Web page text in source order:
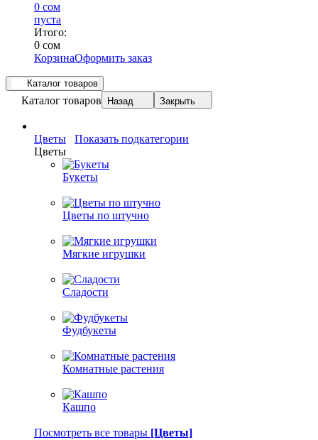
0 сом
пуста
Итого:
0 сом
КорзинаОформить заказ
Каталог товаров
Каталог товаров Назад Закрыть
Цветы
Показать подкатегории
Цветы
Букеты
Цветы по штучно
Мягкие игрушки
Сладости
Фудбукеты
Комнатные растения
Кашпо
Посмотреть все товары [Цветы]